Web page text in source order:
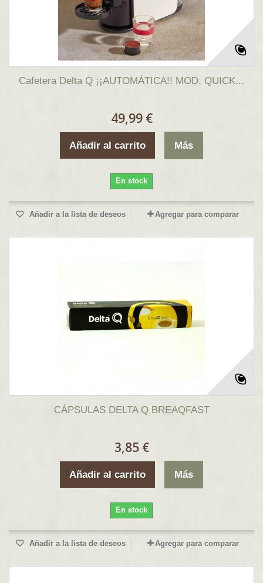
Cafetera Delta Q ¡¡AUTOMÁTICA!! MOD. QUICK...
49,99 €
Añadir al carrito Más
En stock
Añadir a la lista de deseos Agregar para comparar
CÁPSULAS DELTA Q BREAQFAST
3,85 €
Añadir al carrito Más
En stock
Añadir a la lista de deseos Agregar para comparar